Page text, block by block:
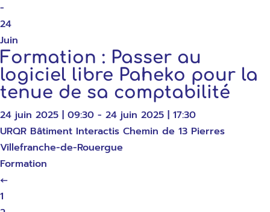
-
24
Juin
Formation : Passer au
logiciel libre Paheko pour la
tenue de sa comptabilité
24 juin 2025 | 09:30 - 24 juin 2025 | 17:30
URQR Bâtiment Interactis Chemin de 13 Pierres
Villefranche-de-Rouergue
Formation
←
1